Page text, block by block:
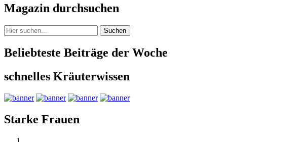
Magazin durchsuchen
Suchen
Beliebteste Beiträge der Woche
schnelles Kräuterwissen
Starke Frauen